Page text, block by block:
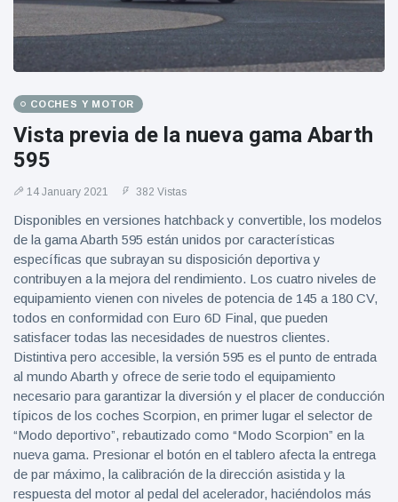
COCHES Y MOTOR
Vista previa de la nueva gama Abarth
595
14 January 2021 382 Vistas
Disponibles en versiones hatchback y convertible, los modelos
de la gama Abarth 595 están unidos por características
específicas que subrayan su disposición deportiva y
contribuyen a la mejora del rendimiento. Los cuatro niveles de
equipamiento vienen con niveles de potencia de 145 a 180 CV,
todos en conformidad con Euro 6D Final, que pueden
satisfacer todas las necesidades de nuestros clientes.
Distintiva pero accesible, la versión 595 es el punto de entrada
al mundo Abarth y ofrece de serie todo el equipamiento
necesario para garantizar la diversión y el placer de conducción
típicos de los coches Scorpion, en primer lugar el selector de
“Modo deportivo”, rebautizado como “Modo Scorpion” en la
nueva gama. Presionar el botón en el tablero afecta la entrega
de par máximo, la calibración de la dirección asistida y la
respuesta del motor al pedal del acelerador, haciéndolos más